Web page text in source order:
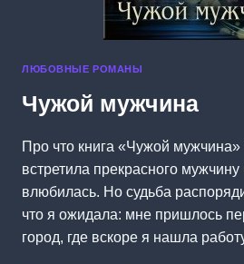
ЛЮБОВНЫЕ РОМАНЫ
Чужой мужчина
Про что книга «Чужой мужчина»
встретила прекрасного
влюбилась. Но судьба
что я ожидала: мне пришлось
город, где вскоре я нашла